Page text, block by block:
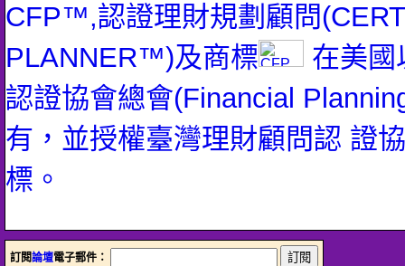
CFP™,認證理財規劃顧問
PLANNER™)及商標
在美國
認證協會總會(Financial
有，並授權臺灣理財顧問認 證
標。
訂閱論壇電子郵件：